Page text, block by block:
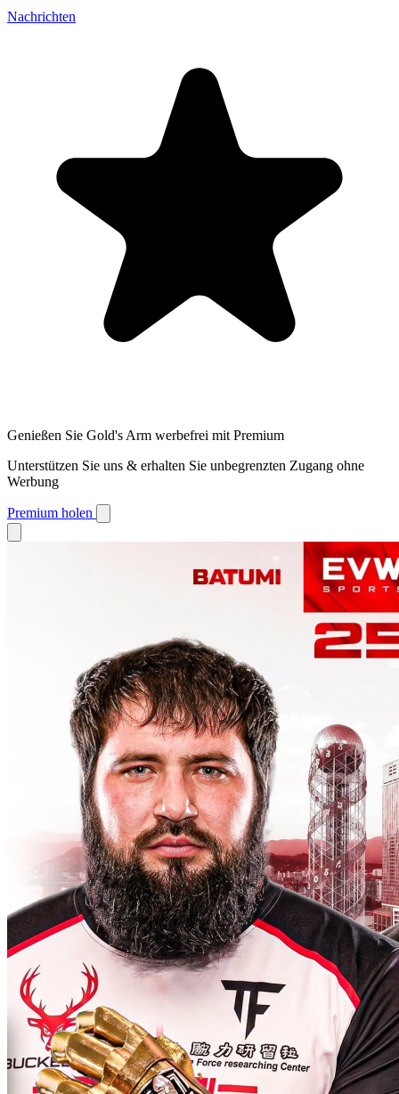
Nachrichten
Genießen Sie Gold's Arm werbefrei mit Premium
Unterstützen Sie uns & erhalten Sie unbegrenzten Zugang ohne
Werbung
Premium holen